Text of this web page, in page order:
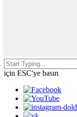
için ESC'ye basın